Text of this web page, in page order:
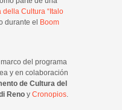
della Cultura “Italo
durante el
Boom
del programa
y en colaboración
de Cultura del
Reno y Cronopios.